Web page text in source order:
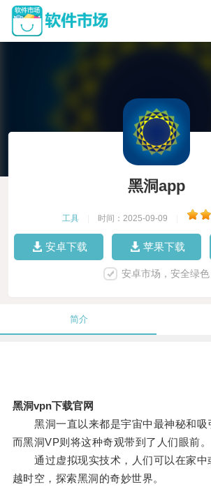
黑洞app
工具 时间：2025-09-09
安卓下载 苹果下载
安卓市场，安全绿色
简介
黑洞vpn下载官网
黑洞一直以来都是宇宙中最神秘和吸
而黑洞VP则将这种奇观带到了人们眼前。
通过虚拟现实技术，人们可以在家中
越时空，探索黑洞的奇妙世界。